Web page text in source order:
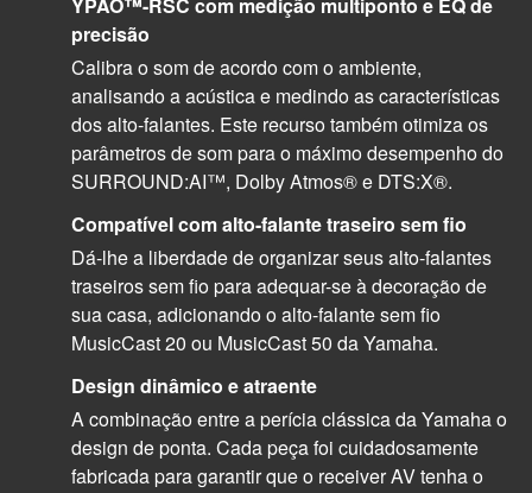
precisão
Calibra o som de acordo com o ambiente,
analisando a acústica e medindo as características
dos alto-falantes. Este recurso também otimiza os
parâmetros de som para o máximo desempenho do
SURROUND:AI™, Dolby Atmos® e DTS:X®.
Compatível com alto-falante traseiro sem fio
Dá-lhe a liberdade de organizar seus alto-falantes
traseiros sem fio para adequar-se à decoração de
sua casa, adicionando o alto-falante sem fio
MusicCast 20 ou MusicCast 50 da Yamaha.
Design dinâmico e atraente
A combinação entre a perícia clássica da Yamaha o
design de ponta. Cada peça foi cuidadosamente
fabricada para garantir que o receiver AV tenha o